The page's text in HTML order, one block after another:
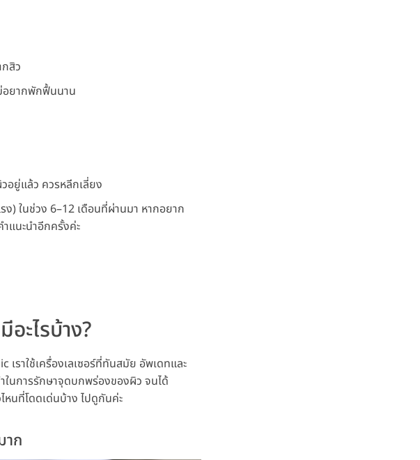
สิว
อยากพักฟื้นนาน
อยู่แล้ว ควรหลีกเลี่ยง
) ในช่วง 6–12 เดือนที่ผ่านมา หากอยาก
ำแนะนำอีกครั้งค่ะ
ะไรบ้าง?
เราใช้เครื่องเลเซอร์ที่ทันสมัย อัพเดทและ
ในการรักษาจุดบกพร่องของผิว จนได้
หนที่โดดเด่นบ้าง ไปดูกันค่ะ
าก